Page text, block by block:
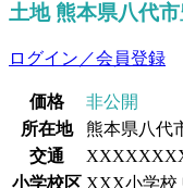
土地 熊本県八代
ログイン／会員登録
価格
非公開
所在地
熊本県八代
交通
小学校区 XXX小学校